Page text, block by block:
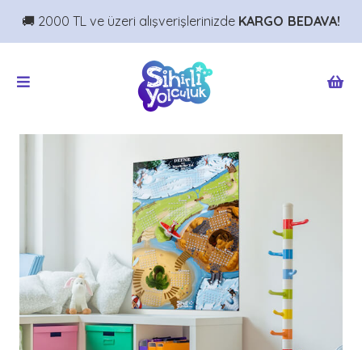
🚚 2000 TL ve üzeri alışverişlerinizde KARGO BEDAVA!